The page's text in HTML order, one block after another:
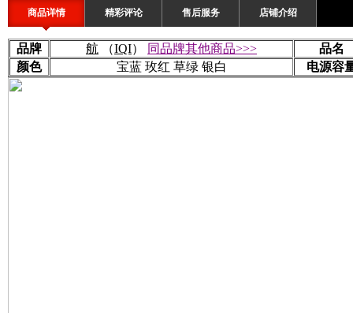
商品详情 精彩评论 售后服务 店铺介绍
品牌 航 （IQI） 同品牌其他商品>>>
品名
颜色
宝蓝 玫红 草绿 银白 电源容